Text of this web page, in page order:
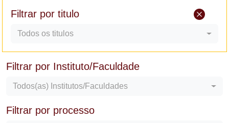
Filtrar por titulo
Todos os titulos
Filtrar por Instituto/Faculdade
Todos(as) Institutos/Faculdades
Filtrar por processo